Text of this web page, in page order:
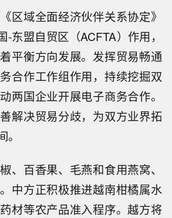
区域全面经济伙伴关系协定》
-东盟自贸区（ACFTA）作用，
平衡方向发展。发挥贸易畅通
合作工作组作用，持续挖掘双
两国企业开展电子商务合作。
解决贸易分歧，为双方业界拓
、百香果、毛燕和食用燕窝、
中方正积极推进越南柑橘属水
材等农产品准入程序。越方将